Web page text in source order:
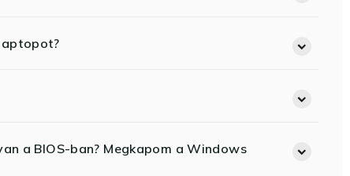
a BIOS-ban? Megkapom a Windows